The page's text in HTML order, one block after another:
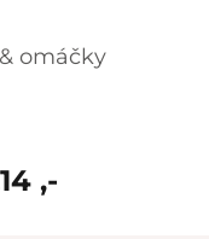
omáčky
,-